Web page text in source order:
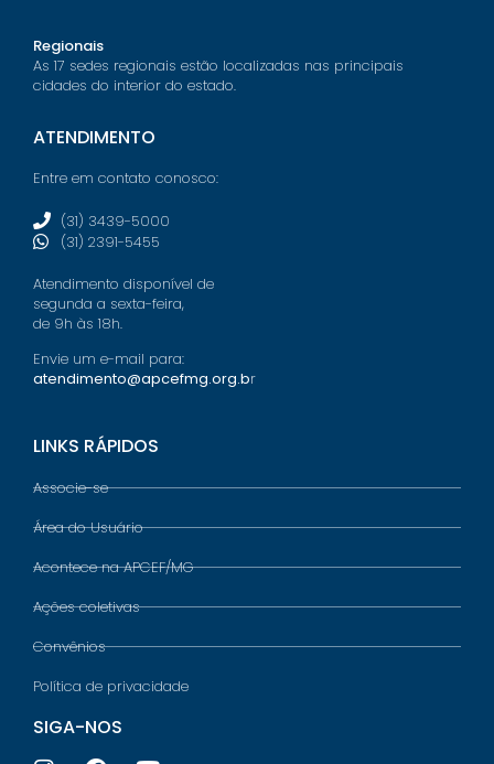
Regionais
As 17 sedes regionais estão localizadas nas principais
cidades do interior do estado.
ATENDIMENTO
Entre em contato conosco:
(31) 3439-5000
(31) 2391-5455
Atendimento disponível de
segunda a sexta-feira,
de 9h às 18h.
Envie um e-mail para:
atendimento@apcefmg.org.br
LINKS RÁPIDOS
Associe-se
Área do Usuário
Acontece na APCEF/MG
Ações coletivas
Convênios
Política de privacidade
SIGA-NOS